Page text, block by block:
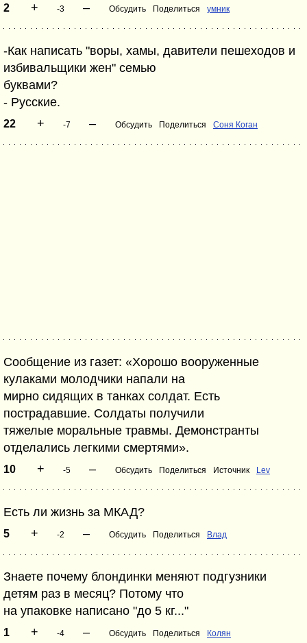
2 + -3 – Обсудить Поделиться умник
-Как написать "воры, хамы, давители пешеходов и
избивальщики жен" семью
буквами?
- Русские.
22 + -7 – Обсудить Поделиться Соня Коган
Сообщение из газет: «Хорошо вооруженные
кулаками молодчики напали на
мирно сидящих в танках солдат. Есть
пострадавшие. Солдаты получили
тяжелые моральные травмы. Демонстранты
отделались легкими смертями».
10 + -5 – Обсудить Поделиться Источник Lev
Есть ли жизнь за МКАД?
5 + -2 – Обсудить Поделиться Влад
Знаете почему блондинки меняют подгузники
детям раз в месяц? Потому что
на упаковке написано "до 5 кг..."
1 + -4 – Обсудить Поделиться Колян